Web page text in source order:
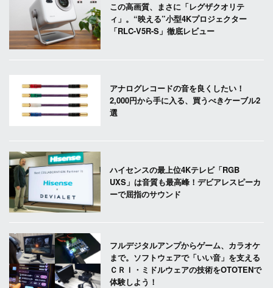
この高画質、まさに「レグザクオリテ
ィ」。“映える”小型4Kプロジェクター
「RLC-V5R-S」徹底レビュー
アナログレコードの音を良くしたい！
2,000円から手に入る、買うべきケーブル2
選
ハイセンスの最上位4Kテレビ「RGB
UXS」は音質も最高峰！デビアレスピーカ
ーで屈指のサウンド
フルデジタルアンプからゲーム、カラオケ
まで。ソフトウェアで「いい音」を支える
ＣＲＩ・ミドルウェアの技術をOTOTENで
体験しよう！